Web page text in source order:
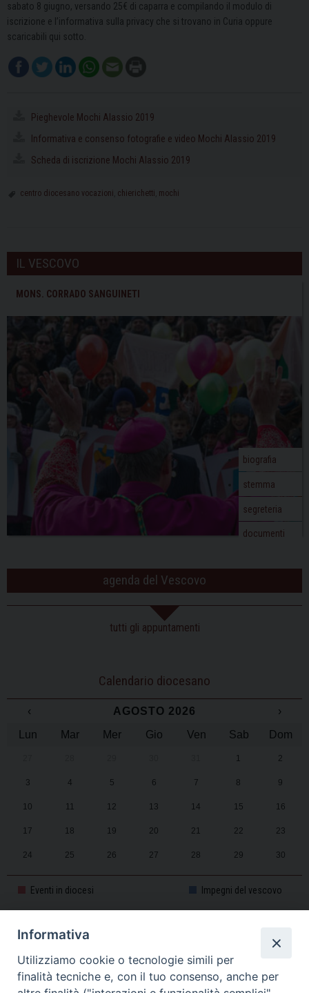
sabato 8 giugno, versando 25€ di caparra e compilando il modulo di
iscrizione e l’informativa sulla privacy che si trovano in Curia oppure
scaricabili qui sotto.
Pieghevole Mochi Alassio 2019
Informativa e consenso fotografie e video Mochi Alassio 2019
Scheda di iscrizione Mochi Alassio 2019
centro diocesano vocazioni chierichetti mochi
IL VESCOVO
MONS. CORRADO SANGUINETI
biografia
stemma
segreteria
documenti
agenda del Vescovo
tutti gli appuntamenti
Calendario diocesano
‹ AGOSTO 2026
›
Lun
Mar Mer Gio Ven Sab Dom
1 2
3 4 5 6 7 8 9
10 11 12 13 14 15 16
17 18 19 20 21 22 23
24 25 26 27 28 29 30
Eventi in diocesi Impegni del vescovo
CALENDARIO PASTORALE 2025-2026
Informativa
Utilizziamo cookie o tecnologie simili per
finalità tecniche e, con il tuo consenso, anche per